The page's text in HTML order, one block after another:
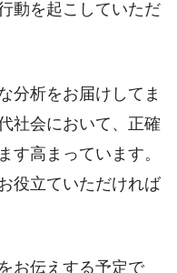
動を起こしていただ
分析をお届けしてま
社会において、正確
す高まっています。
役立ていただければ
お伝えする予定で